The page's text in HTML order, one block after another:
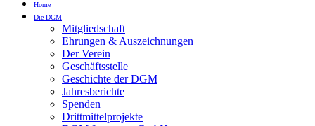
Home
Die DGM
Mitgliedschaft
Ehrungen & Auszeichnungen
Der Verein
Geschäftsstelle
Geschichte der DGM
Jahresberichte
Spenden
Drittmittelprojekte